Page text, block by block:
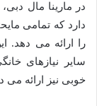
در مارینا مال
دارد که تمامی
را ارائه می دهد.
سایر نیازهای
خوبی نیز ارائه می